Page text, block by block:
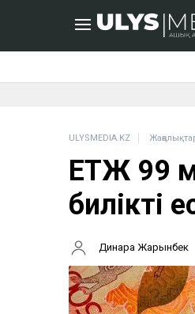
ULYSMEDIA.KZ
ЕТЖ 99
биліктің
Динара Жарқынбек